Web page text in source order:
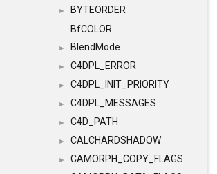
►
BYTEORDER
BfCOLOR
► BlendMode
► C4DPL_ERROR
► C4DPL_INIT_PRIORITY
► C4DPL_MESSAGES
► C4D_PATH
► CALCHARDSHADOW
►
CAMORPH_COPY_FLAGS